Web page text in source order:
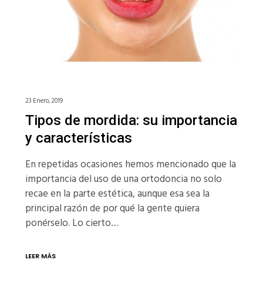
23 Enero, 2019
Tipos de mordida: su importancia
y características
En repetidas ocasiones hemos mencionado que la
importancia del uso de una ortodoncia no solo
recae en la parte estética, aunque esa sea la
principal razón de por qué la gente quiera
ponérselo. Lo cierto…
LEER MÁS